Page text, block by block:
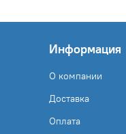
Информация
О компании
Доставка
Оплата